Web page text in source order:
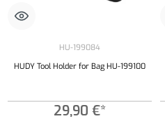
HU-199084
HUDY Tool Holder for Bag HU-199100
29,90 €*